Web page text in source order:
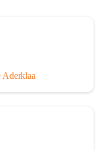
Aderklaa